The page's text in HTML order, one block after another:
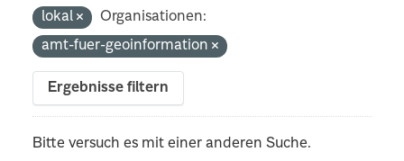
lokal
Organisationen:
amt-fuer-geoinformation
Ergebnisse filtern
Bitte versuch es mit einer anderen Suche.